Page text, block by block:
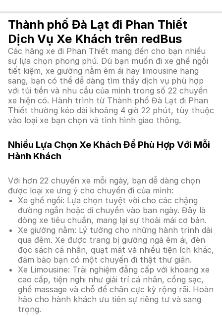
Thành phố Đà Lạt đi Phan Thiết
Dịch Vụ Xe Khách trên redBus
Các hãng xe đi Phan Thiết mang đến cho bạn nhiều
sự lựa chọn phong phú. Dù bạn muốn đi xe ghế ngồi
tiết kiệm, xe giường nằm êm ái hay limousine hạng
sang, bạn có thể dễ dàng tìm thấy dịch vụ phù hợp
với túi tiền và nhu cầu của mình trong số 22 chuyến
xe hiện có. Hành trình từ Thành phố Đà Lạt đi Phan
Thiết thường kéo dài khoảng 4 giờ 22 phút, tùy thuộc
vào loại xe bạn chọn và tình hình giao thông.
Nhiều Lựa Chọn Xe Khách Để Phù Hợp Với Mỗi
Hành Khách
Với hơn 22 chuyến xe mỗi ngày, bạn dễ dàng chọn
được loại xe ưng ý cho chuyến đi của mình:
Xe ghế ngồi: Lựa chọn tuyệt vời cho các chặng
đường ngắn hoặc di chuyển vào ban ngày. Đây là
dòng xe tiêu chuẩn, mang lại sự thoải mái cơ bản.
Xe giường nằm: Lý tưởng cho những hành trình dài
qua đêm. Xe được trang bị giường ngả êm ái, đèn
đọc sách cá nhân, quạt mát và nhiều tiện ích khác,
đảm bảo bạn có một chuyến đi thật thư giãn.
Xe Limousine: Trải nghiệm đẳng cấp với khoang xe
cao cấp, tiện nghi như giải trí cá nhân, cổng sạc,
ghế massage và chỗ để chân cực kỳ rộng rãi. Hoàn
hảo cho hành khách ưu tiên sự riêng tư và sang
trọng.